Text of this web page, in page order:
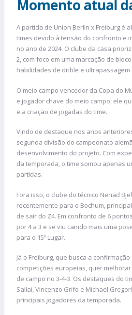
Momento atual
A partida de Union Berlin x Freiburg é
times devido à tensão do confronto e
no ano de 2024. O clube da casa
2, com foco em uma marcação de
habilidades de drible e
O meio campo vencedor da Copa do
e jogador chave do meio campo, ele
e a criação de jogadas do time.
Vindo de destaque nos anos
segunda divisão do campeonato
desenvolvimento do projeto. Com
da temporada, o time somou apenas
partidas.
Fora isso, o clube do técnico Nenad
recentemente para o Bochum,
de sair do Z4. Em confronto de 6
por 4 a 3 e se viu caindo mais uma
para o 15º Lugar.
Já o Freiburg, que busca a
competições europeias, quer
de campo no 3-4-3. Os destaques do
Sallai, Vincenzo Grifo e Michael
principais jogadores da temporada.